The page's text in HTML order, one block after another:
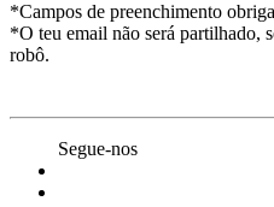
*Campos de preenchimento
*O teu email não será partilhado,
robô.
Segue-nos